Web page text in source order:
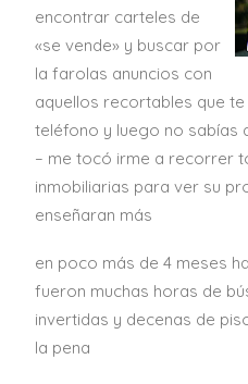
encontrar carteles de
«se vende» y buscar por
la farolas anuncios con
aquellos recortables que
teléfono y luego no sabías
– me tocó irme a recorrer
inmobiliarias para ver su
enseñaran más
en poco más de 4 meses
fueron muchas horas de
invertidas y decenas de
la pena